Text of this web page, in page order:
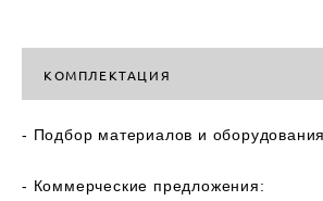
КОМПЛЕКТАЦИЯ
- Подбор материалов и оборудования
- Коммерческие предложения: